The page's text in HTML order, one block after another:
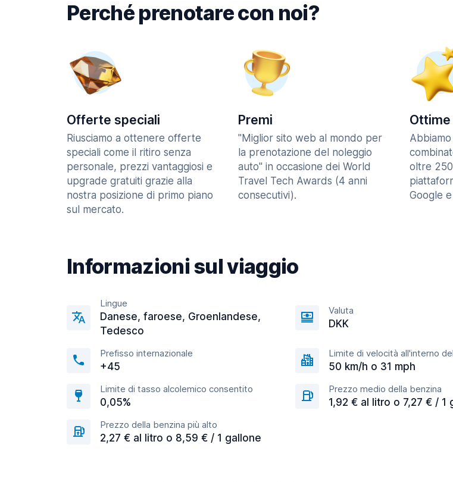
Perché prenotare con noi?
Offerte speciali
Riusciamo a ottenere offerte
speciali come il ritiro senza
personale, prezzi vantaggiosi e
upgrade gratuiti grazie alla
nostra posizione di primo piano
sul mercato.
Premi
"Miglior sito web al mondo per
la prenotazione del noleggio
auto" in occasione dei World
Travel Tech Awards (4 anni
consecutivi).
Ottime
oltre
Google
Informazioni sul viaggio
Lingue
Danese, faroese, Groenlandese,
Tedesco
Valuta
DKK
Prefisso internazionale
+45
Limite di velocità all'interno
50 km/h o 31 mph
Limite di tasso alcolemico consentito
0,05%
Prezzo medio della benzina
1,92 € al litro o 7,27 € / 1
Prezzo della benzina più alto
2,27 € al litro o 8,59 € / 1 gallone